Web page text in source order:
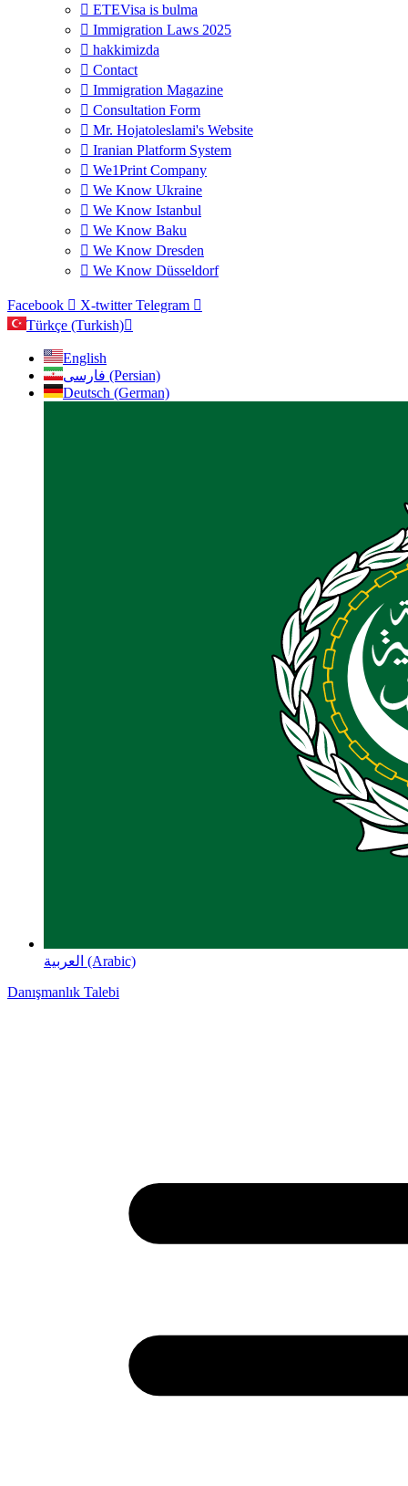
ETEVisa is bulma
Immigration Laws 2025
hakkimizda
Contact
Immigration Magazine
Consultation Form
Mr. Hojatoleslami's Website
Iranian Platform System
We1Print Company
We Know Ukraine
We Know Istanbul
We Know Baku
We Know Dresden
We Know Düsseldorf
Facebook X-twitter Telegram
Türkçe (Turkish)
English
فارسی (Persian)
Deutsch (German)
العربية (Arabic)
Danışmanlık Talebi